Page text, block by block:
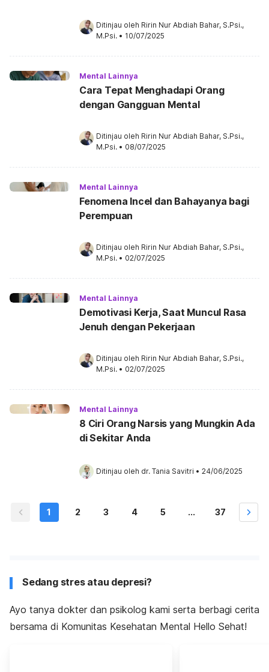
Ditinjau oleh Ririn Nur Abdiah Bahar, S.Psi.,
M.Psi. • 10/07/2025
Mental Lainnya
Cara Tepat Menghadapi Orang
dengan Gangguan Mental
Ditinjau oleh Ririn Nur Abdiah Bahar, S.Psi.,
M.Psi. • 08/07/2025
Mental Lainnya
Fenomena Incel dan Bahayanya bagi
Perempuan
Ditinjau oleh Ririn Nur Abdiah Bahar, S.Psi.,
M.Psi. • 02/07/2025
Mental Lainnya
Demotivasi Kerja, Saat Muncul Rasa
Jenuh dengan Pekerjaan
Ditinjau oleh Ririn Nur Abdiah Bahar, S.Psi.,
M.Psi. • 02/07/2025
Mental Lainnya
8 Ciri Orang Narsis yang Mungkin Ada
di Sekitar Anda
Ditinjau oleh dr. Tania Savitri • 24/06/2025
1 2 3 4 5 ... 37
Sedang stres atau depresi?
Ayo tanya dokter dan psikolog kami serta berbagi cerita
bersama di Komunitas Kesehatan Mental Hello Sehat!